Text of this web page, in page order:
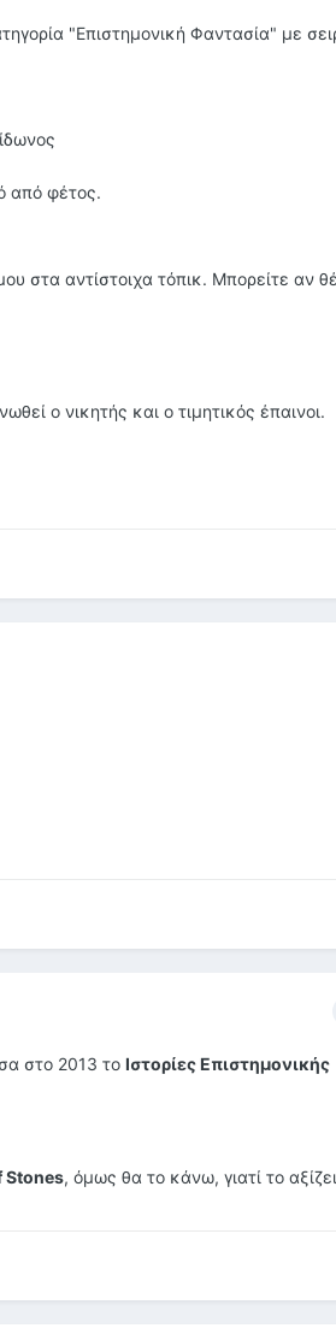
"Επιστημονική Φαντασία" με
από φέτος.
στα αντίστοιχα τόπικ. Μπορείτε αν
ο νικητής και ο τιμητικός έπαινοι.
στο 2013 το Ιστορίες Επιστημονικής
Stones, όμως θα το κάνω, γιατί το